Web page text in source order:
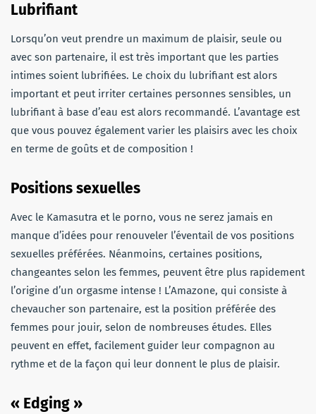
Lubrifiant
Lorsqu’on veut prendre un maximum de plaisir, seule ou
avec son partenaire, il est très important que les parties
intimes soient lubrifiées. Le choix du lubrifiant est alors
important et peut irriter certaines personnes sensibles, un
lubrifiant à base d’eau est alors recommandé. L’avantage est
que vous pouvez également varier les plaisirs avec les choix
en terme de goûts et de composition !
Positions sexuelles
Avec le Kamasutra et le porno, vous ne serez jamais en
manque d’idées pour renouveler l’éventail de vos positions
sexuelles préférées. Néanmoins, certaines positions,
changeantes selon les femmes, peuvent être plus rapidement
l’origine d’un orgasme intense ! L’Amazone, qui consiste à
chevaucher son partenaire, est la position préférée des
femmes pour jouir, selon de nombreuses études. Elles
peuvent en effet, facilement guider leur compagnon au
rythme et de la façon qui leur donnent le plus de plaisir.
« Edging »